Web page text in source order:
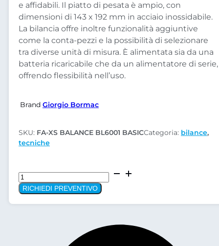
e affidabili. Il piatto di pesata è ampio, con
dimensioni di 143 x 192 mm in acciaio inossidabile.
La bilancia offre inoltre funzionalità aggiuntive
come la conta-pezzi e la possibilità di selezionare
tra diverse unità di misura. È alimentata sia da una
batteria ricaricabile che da un alimentatore di serie,
offrendo flessibilità nell’uso.
Brand Giorgio Bormac
SKU: FA-XS BALANCE BL6001 BASICCategoria: bilance,
tecniche
Bilancia
Tecniche
XSRICHIEDI PREVENTIVO